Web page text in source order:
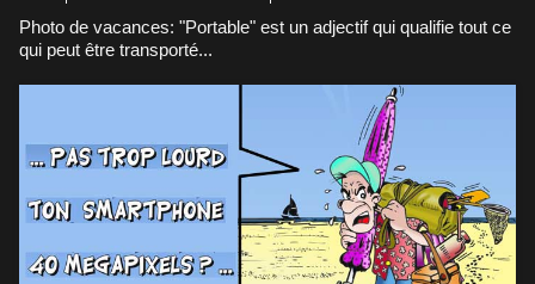
Photo de vacances: "Portable" est un adjectif qui qualifie tout ce
qui peut être transporté...